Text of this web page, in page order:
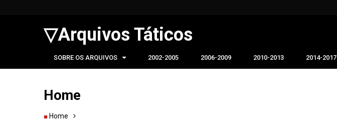
▽Arquivos Táticos
SOBRE OS ARQUIVOS 2002-2005 2006-2009 2010-2013 2014-2017
Home
Home